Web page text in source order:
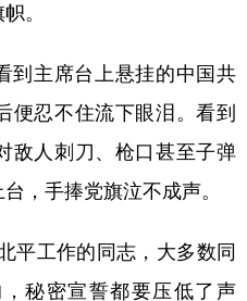
。
主席台上悬挂的中国共
便忍不住流下眼泪。看到
敌人刺刀、枪口甚至子弹
，手捧党旗泣不成声。
工作的同志，大多数同
秘密宣誓都要压低了声